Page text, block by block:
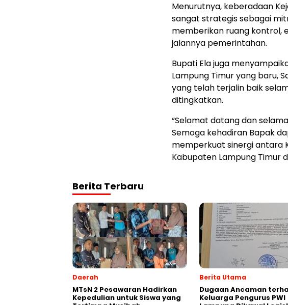
Menurutnya, keberadaan
sangat strategis sebagai
memberikan ruang kontrol,
jalannya pemerintahan.
Bupati Ela juga
Lampung Timur yang baru,
yang telah terjalin baik
ditingkatkan.
“Selamat datang dan
Semoga kehadiran Bapak
memperkuat sinergi antara
Kabupaten Lampung Timur
Berita Terbaru
Daerah
MTsN 2 Pesawaran Hadirkan
Kepedulian untuk Siswa yang
Berita Utama
Dugaan Ancaman
Keluarga Pengurus PWI